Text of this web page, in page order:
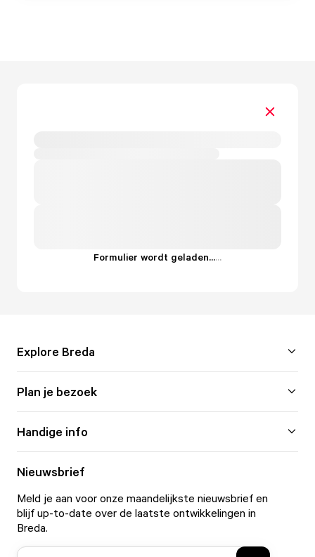
Formulier wordt geladen......
Explore Breda
Plan je bezoek
Handige info
Nieuwsbrief
Meld je aan voor onze maandelijkste nieuwsbrief en
blijf up-to-date over de laatste ontwikkelingen in
Breda.